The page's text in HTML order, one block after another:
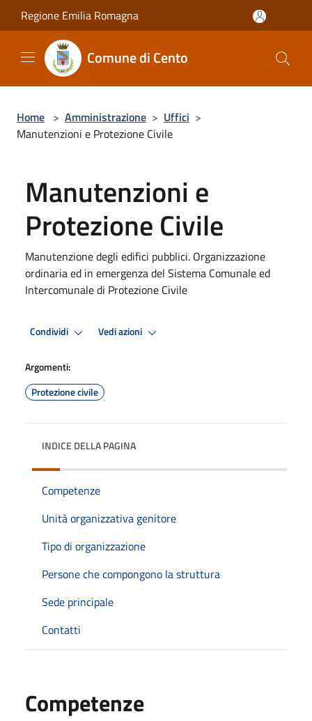
Salta al contenuto principale
Regione Emilia Romagna
Comune di Cento
Home > Amministrazione > Uffici >
Manutenzioni e Protezione Civile
Manutenzioni e
Protezione Civile
Manutenzione degli edifici pubblici. Organizzazione
ordinaria ed in emergenza del Sistema Comunale ed
Intercomunale di Protezione Civile
Condividi Vedi azioni
Argomenti:
Protezione civile
INDICE DELLA PAGINA
Competenze
Unità organizzativa genitore
Tipo di organizzazione
Persone che compongono la struttura
Sede principale
Contatti
Competenze